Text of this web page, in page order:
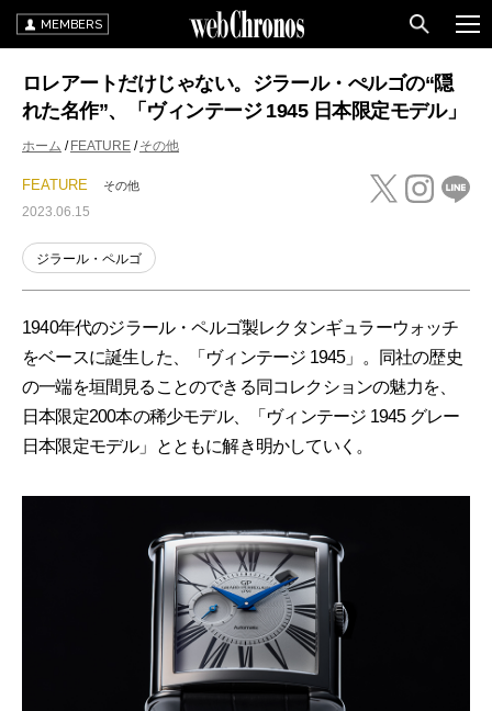
MEMBERS
ロレアートだけじゃない。ジラール・ぺルゴの“隠
れた名作”、「ヴィンテージ 1945 日本限定モデル」
ホーム FEATURE その他
FEATURE その他
2023.06.15
ジラール・ペルゴ
1940年代のジラール・ペルゴ製レクタンギュラーウォッチ
をベースに誕生した、「ヴィンテージ 1945」。同社の歴史
の一端を垣間見ることのできる同コレクションの魅力を、
日本限定200本の稀少モデル、「ヴィンテージ 1945 グレー
日本限定モデル」とともに解き明かしていく。